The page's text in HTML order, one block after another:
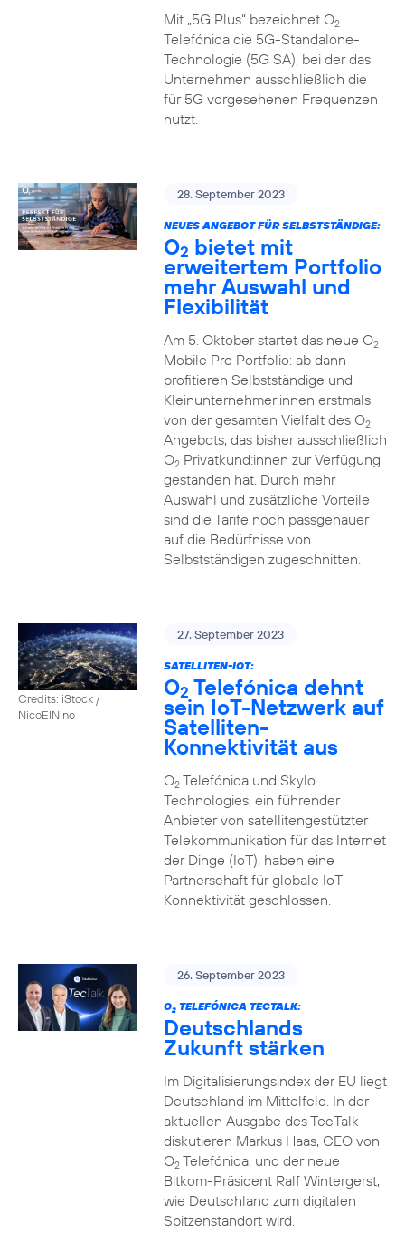
Mit „5G Plus“ bezeichnet O2
Telefónica die 5G-Standalone-
Technologie (5G SA), bei der das
Unternehmen ausschließlich die
für 5G vorgesehenen Frequenzen
nutzt.
28. September 2023
NEUES ANGEBOT FÜR SELBSTSTÄNDIGE:
O2 bietet mit
erweitertem Portfolio
mehr Auswahl und
Flexibilität
Am 5. Oktober startet das neue O2
Mobile Pro Portfolio: ab dann
profitieren Selbstständige und
Kleinunternehmer:innen erstmals
von der gesamten Vielfalt des O2
Angebots, das bisher ausschließlich
O2Privatkund:innen zur Verfügung
gestanden hat. Durch mehr
Auswahl und zusätzliche Vorteile
sind die Tarife noch passgenauer
auf die Bedürfnisse von
Selbstständigen zugeschnitten.
Credits: iStock /
NicoElNino
27. September 2023
SATELLITEN-IOT:
O2 Telefónica dehnt
sein IoT-Netzwerk auf
Satelliten-
Konnektivität aus
O2Telefónica und Skylo
Technologies, ein führender
Anbieter von satellitengestützter
Telekommunikation für das Internet
der Dinge (IoT), haben eine
Partnerschaft für globale IoT-
Konnektivität geschlossen.
26. September 2023
O2TELEFÓNICA TECTALK:
Deutschlands
Zukunft stärken
Im Digitalisierungsindex der EU liegt
Deutschland im Mittelfeld. In der
aktuellen Ausgabe des TecTalk
diskutieren Markus Haas, CEO von
O2Telefónica, und der neue
Bitkom-Präsident Ralf Wintergerst,
wie Deutschland zum digitalen
Spitzenstandort wird.